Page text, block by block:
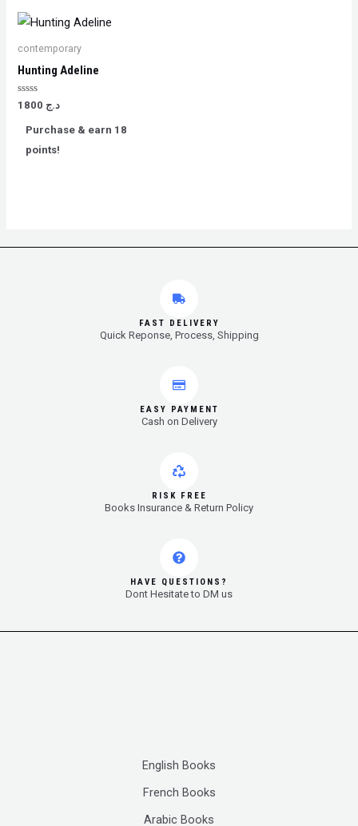
contemporary
Hunting Adeline
Rated
of
د.ج
Purchase & earn 18
points!
FAST DELIVERY
Quick Reponse, Process, Shipping
EASY PAYMENT
Cash on Delivery
RISK FREE
Books Insurance & Return Policy
HAVE QUESTIONS?
Dont Hesitate to DM us
English Books
French Books
Arabic Books